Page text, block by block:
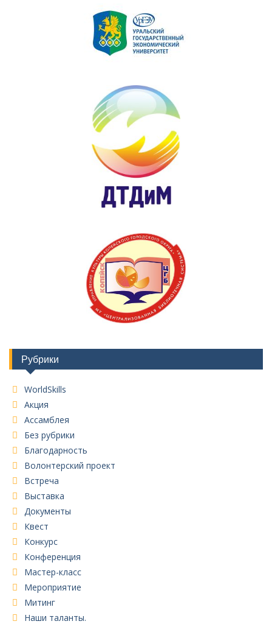
Рубрики
WorldSkills
Акция
Ассамблея
Без рубрики
Благодарность
Волонтерский проект
Встреча
Выставка
Документы
Квест
Конкурс
Конференция
Мастер-класс
Мероприятие
Митинг
Наши таланты.